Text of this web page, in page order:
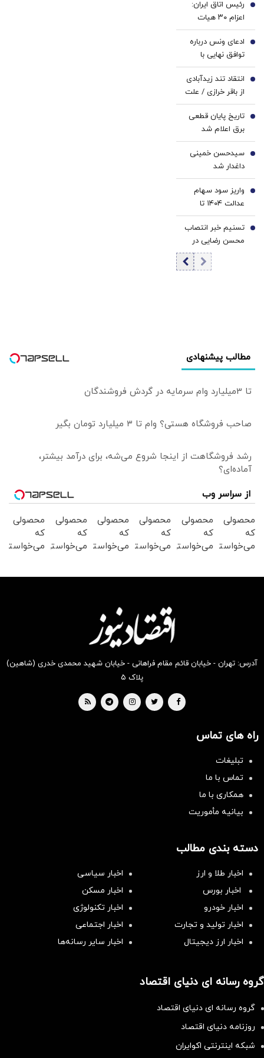
با
ارسال
از
داروخانه
نزدیکت
سفید
کننده
خانگی
رئیس اتاق ایران:
اعزام ۳۰ هیات
تجاری به کشورهای
مختلف/ ۶۰ هیات
تجاری خارجی در
ایران پذیرش شدند
1
ادعای ونس درباره
توافق نهایی با
ایران/ آمریکا به
توافق تنگه هرمز
نزدیک شده است
2
انتقاد تند زیدآبادی
از باقر خرازی / علت
این خنده‌های
بانمک چیست؟/
بگویید تا مردم هم
در این وانفسا شکم
سیری بخندند!
3
تاریخ پایان قطعی
برق اعلام شد
4
سیدحسن خمینی
داغدار شد
5
واریز سود سهام
عدالت ۱۴۰۴ تا
هفته دولت /
شورای عالی بورس
خبر داد
6
تسنیم خبر انتصاب
محسن رضایی در
شعام را حذف کرد
7
مطالب پیشنهادی
تا 3میلیارد وام سرمایه در گردش فروشندگان
صاحب فروشگاه هستی؟ وام تا ۳ میلیارد تومان بگیر
رشد فروشگاهت از اینجا شروع می‌شه، برای درآمد بیشتر،
آماده‌ای؟
از سراسر وب
محصولی
که
می‌خواستی
محصولی
که
می‌خواستی
محصولی
که
می‌خواستی
بخر !
محصولی
که
می‌خواستی
بخر !
محصولی
که
می‌خواستی
محصولی
که
می‌خواستی
آدرس: تهران - خیابان قائم مقام فراهانی - خیابان شهید محمدی خدری (شاهین)
پلاک ۵
راه های تماس
تبلیغات
تماس با ما
همکاری با ما
بیانیه مأموریت
دسته بندی مطالب
اخبار طلا و ارز
اخبار سیاسی
اخبار بورس
اخبار مسکن
اخبار خودرو
اخبار تکنولوژی
اخبار تولید و تجارت
اخبار اجتماعی
اخبار ارز دیجیتال
اخبار سایر رسانه‌‌ها
گروه رسانه ای دنیای اقتصاد
گروه رسانه ای دنیای اقتصاد
روزنامه دنیای اقتصاد
شبکه اینترنتی اکوایران